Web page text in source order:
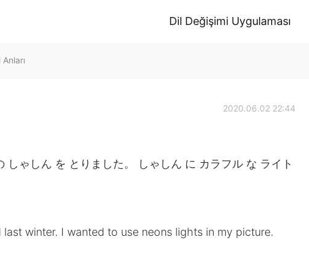
Dil Değişimi Uygulaması
2020.06.02 22:44
しゃしん を とりました。 しゃしん に カラフル な ライト
winter. I wanted to use neons lights in my picture.